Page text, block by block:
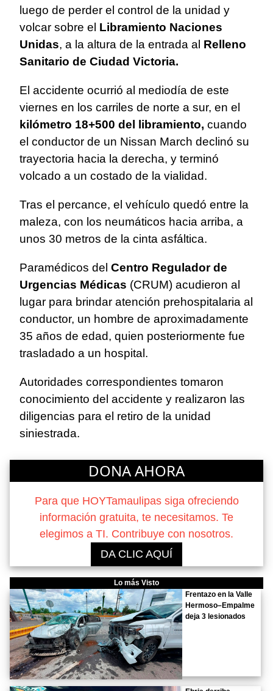
luego de perder el control de la unidad y
volcar sobre el Libramiento Naciones
Unidas, a la altura de la entrada al Relleno
Sanitario de Ciudad Victoria.
El accidente ocurrió al mediodía de este
viernes en los carriles de norte a sur, en el
kilómetro 18+500 del libramiento, cuando
el conductor de un Nissan March declinó su
trayectoria hacia la derecha, y terminó
volcado a un costado de la vialidad.
Tras el percance, el vehículo quedó entre la
maleza, con los neumáticos hacia arriba, a
unos 30 metros de la cinta asfáltica.
Paramédicos del Centro Regulador de
Urgencias Médicas (CRUM) acudieron al
lugar para brindar atención prehospitalaria al
conductor, un hombre de aproximadamente
35 años de edad, quien posteriormente fue
trasladado a un hospital.
Autoridades correspondientes tomaron
conocimiento del accidente y realizaron las
diligencias para el retiro de la unidad
siniestrada.
DONA AHORA
Para que HOYTamaulipas siga ofreciendo
información gratuita, te necesitamos. Te
elegimos a TI. Contribuye con nosotros.
DA CLIC AQUÍ
Lo más Visto
Frentazo en la Valle
Hermoso–Empalme
deja 3 lesionados